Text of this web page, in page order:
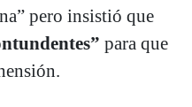
pero insistió que
para que